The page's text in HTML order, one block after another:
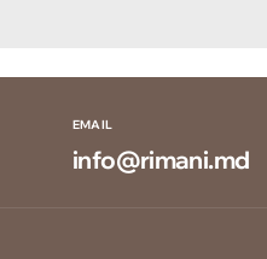
EMAIL
info@rimani.md